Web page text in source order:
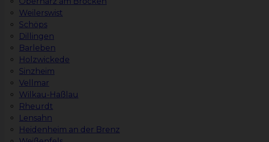
Weilerswist
Schöps
Dillingen
Barleben
Holzwickede
Sinzheim
Vellmar
Wilkau-Haßlau
Rheurdt
Lensahn
Heidenheim an der Brenz